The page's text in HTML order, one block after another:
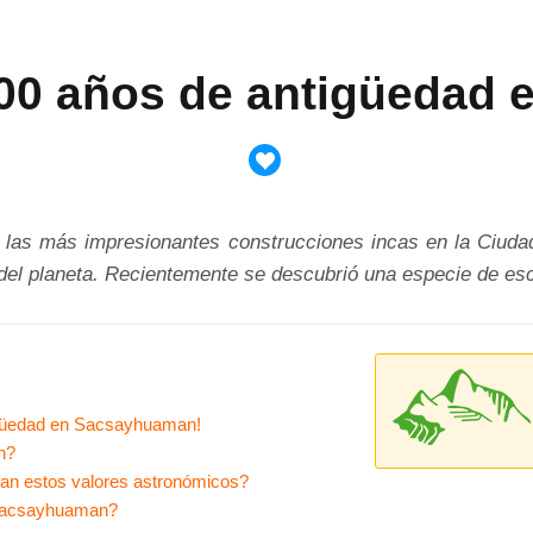
años de antigüedad
más impresionantes construcciones incas en la
planeta. Recientemente se descubrió una especie de
en Sacsayhuaman!
estos valores astronómicos?